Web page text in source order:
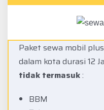
Paket sewa mobil
dalam kota durasi 12
tidak termasuk:
BBM